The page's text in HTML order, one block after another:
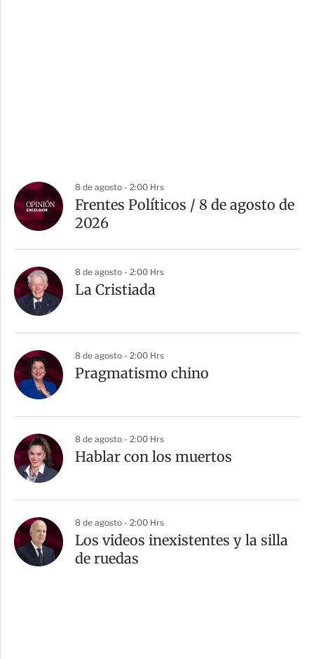
8 de agosto - 2:00 Hrs
Frentes Políticos / 8 de agosto de
2026
8 de agosto - 2:00 Hrs
La Cristiada
8 de agosto - 2:00 Hrs
Pragmatismo chino
8 de agosto - 2:00 Hrs
Hablar con los muertos
8 de agosto - 2:00 Hrs
Los videos inexistentes y la silla
de ruedas